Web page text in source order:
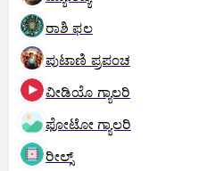
ರಾಶಿ ಫಲ
ಪುಟಾಣಿ ಪ್ರಪಂಚ
ವೀಡಿಯೊ ಗ್ಯಾಲರಿ
ಫೋಟೋ ಗ್ಯಾಲರಿ
ರೀಲ್ಸ್